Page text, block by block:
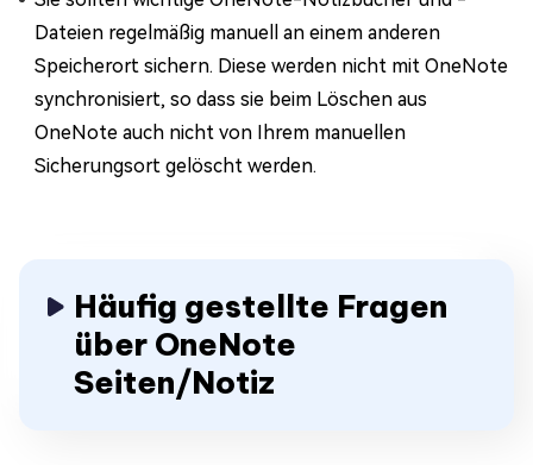
Dateien regelmäßig manuell an einem anderen
Speicherort sichern. Diese werden nicht mit OneNote
synchronisiert, so dass sie beim Löschen aus
OneNote auch nicht von Ihrem manuellen
Sicherungsort gelöscht werden.
Häufig gestellte Fragen
über OneNote
Seiten/Notiz